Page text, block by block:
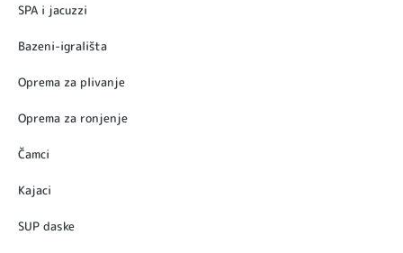
SPA i jacuzzi
Bazeni-igrališta
Oprema za plivanje
Oprema za ronjenje
Čamci
Kajaci
SUP daske